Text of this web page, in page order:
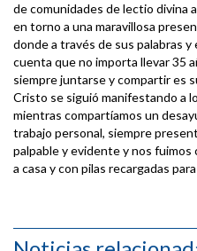
de comunidades de lectio divina
en torno a una maravillosa
donde a través de sus palabras
cuenta que no importa llevar 35
siempre juntarse y compartir es
Cristo se siguió manifestando a
mientras compartíamos un
trabajo personal, siempre
palpable y evidente y nos
a casa y con pilas recargadas